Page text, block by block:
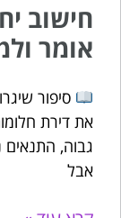
חישוב
אומר
סיפור
את דירת
גבוה, התנאים
אבל